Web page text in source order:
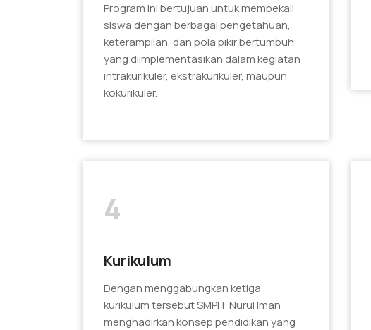
Program ini bertujuan untuk membekali
siswa dengan berbagai pengetahuan,
keterampilan, dan pola pikir bertumbuh
yang diimplementasikan dalam kegiatan
intrakurikuler, ekstrakurikuler, maupun
kokurikuler.
4
Kurikulum
Dengan menggabungkan ketiga
kurikulum tersebut SMPIT Nurul Iman
menghadirkan konsep pendidikan yang